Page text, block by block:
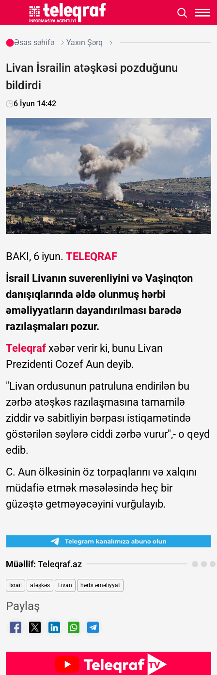
Əsas səhifə Yaxın Şərq
Livan İsrailin atəşkəsi pozduğunu
bildirdi
6 İyun 14:42
BAKI, 6 iyun. TELEQRAF
İsrail Livanın suverenliyini və Vaşinqton
danışıqlarında əldə olunmuş hərbi
əməliyyatların dayandırılması barədə
razılaşmaları pozur.
Teleqraf xəbər verir ki, bunu Livan
Prezidenti Cozef Aun deyib.
"Livan ordusunun patruluna endirilən bu
zərbə atəşkəs razılaşmasına tamamilə
ziddir və sabitliyin bərpası istiqamətində
göstərilən səylərə ciddi zərbə vurur",- o qeyd
edib.
C. Aun ölkəsinin öz torpaqlarını və xalqını
müdafiə etmək məsələsində heç bir
güzəştə getməyəcəyini vurğulayıb.
Müəllif: Teleqraf.az
İsrail atəşkəs Livan hərbi əməliyyat
Paylaş